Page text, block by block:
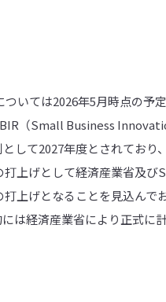
ついては2026年5月時点の予
（Small Business
して2027年度とされており
打上げとして経済産業省及
打上げとなることを見込ん
は経済産業省により正式に